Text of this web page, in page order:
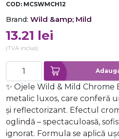
COD: MCSWMCH12
Brand: Wild &amp; Mild
13.21 lei
(TVA inclus)
✨ Ojele Wild & Mild
metalic luxos, care conferă
și reflectorizant. Efectul
oglindă – spectaculoasă,
ignorat.️ Formula se aplică